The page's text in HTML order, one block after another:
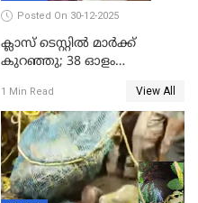
Posted On 30-12-2025
ക്ലാസ് ടെസ്റ്റിൽ മാർക്ക്
കുറഞ്ഞു; 38 ഓളം
സെന്ററിലെ അധ്യാപകന്‍
മർദിച്ചതായി പരാതി
1 Min Read View All